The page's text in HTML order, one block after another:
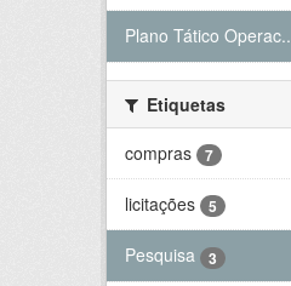
Plano Tático
Etiquetas
compras
7
licitações 5
Pesquisa 3